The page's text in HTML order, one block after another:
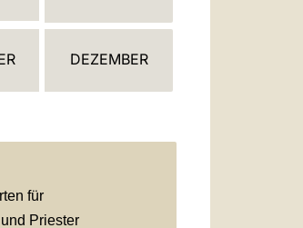
DEZEMBER
für
Priester